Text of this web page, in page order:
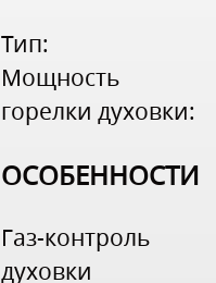
Тип:
Мощность
горелки духовки:
ОСОБЕННОСТИ
Газ-контроль
духовки